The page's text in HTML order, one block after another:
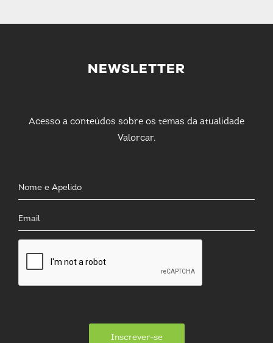
NEWSLETTER
Acesso a conteúdos sobre os temas da atualidade
Valorcar.
Inscrever-se